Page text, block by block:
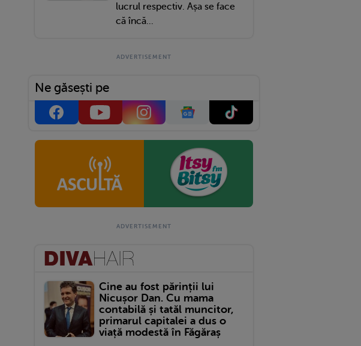
lucrul respectiv. Așa se face
că încă...
Ne găsești pe
Cine au fost părinții lui
Nicușor Dan. Cu mama
contabilă și tatăl muncitor,
primarul capitalei a dus o
viață modestă în Făgăraș